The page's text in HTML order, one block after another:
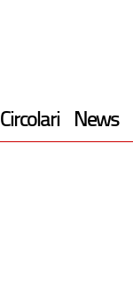
Circolari News